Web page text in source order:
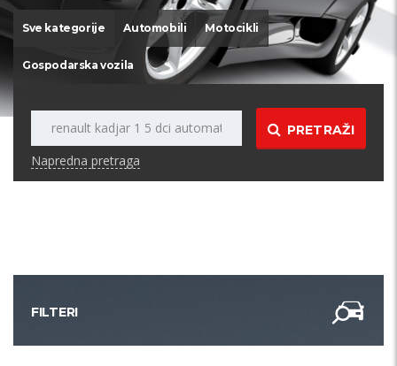
Sve kategorije Automobili Motocikli
Gospodarska vozila
PRETRAŽI
Napredna pretraga
FILTERI